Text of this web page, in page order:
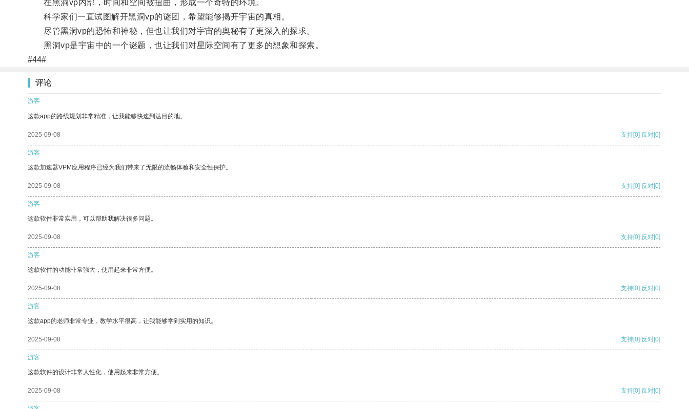
在黑洞vp内部，时间和空间被扭曲，形成一个奇特的环境。
科学家们一直试图解开黑洞vp的谜团，希望能够揭开宇宙的真相。
尽管黑洞vp的恐怖和神秘，但也让我们对宇宙的奥秘有了更深入的探求。
黑洞vp是宇宙中的一个谜题，也让我们对星际空间有了更多的想象和探索。
#44#
评论
游客
这款app的路线规划非常精准，让我能够快速到达目的地。
2025-09-08 支持[0] 反对[0]
游客
这款加速器VPM应用程序已经为我们带来了无限的流畅体验和安全性保护。
2025-09-08 支持[0] 反对[0]
游客
这款软件非常实用，可以帮助我解决很多问题。
2025-09-08 支持[0] 反对[0]
游客
这款软件的功能非常强大，使用起来非常方便。
2025-09-08 支持[0] 反对[0]
游客
这款app的老师非常专业，教学水平很高，让我能够学到实用的知识。
2025-09-08 支持[0] 反对[0]
游客
这款软件的设计非常人性化，使用起来非常方便。
2025-09-08 支持[0] 反对[0]